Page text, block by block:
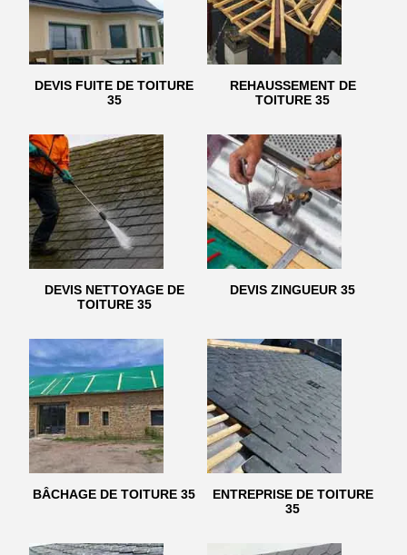
DEVIS FUITE DE TOITURE
35
REHAUSSEMENT DE
TOITURE 35
DEVIS NETTOYAGE DE
TOITURE 35
DEVIS ZINGUEUR 35
BÂCHAGE DE TOITURE 35
ENTREPRISE DE TOITURE
35